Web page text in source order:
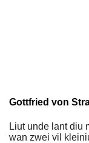
Gottfried von
Liut unde lant diu
wan zwei vil